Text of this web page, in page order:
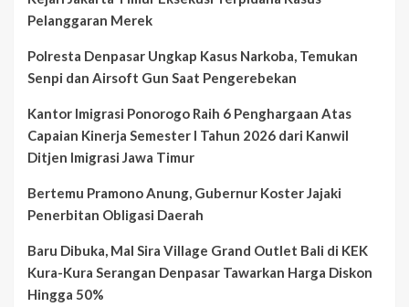
Pelanggaran Merek
Polresta Denpasar Ungkap Kasus Narkoba, Temukan
Senpi dan Airsoft Gun Saat Pengerebekan
Kantor Imigrasi Ponorogo Raih 6 Penghargaan Atas
Capaian Kinerja Semester I Tahun 2026 dari Kanwil
Ditjen Imigrasi Jawa Timur
Bertemu Pramono Anung, Gubernur Koster Jajaki
Penerbitan Obligasi Daerah
Baru Dibuka, Mal Sira Village Grand Outlet Bali di KEK
Kura-Kura Serangan Denpasar Tawarkan Harga Diskon
Hingga 50%